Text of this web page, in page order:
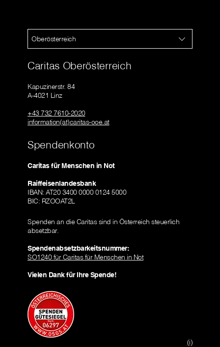
Oberösterreich
Caritas Oberösterreich
Kapuzinerstr. 84
A-4021 Linz
+43 732 7610-2020
information(at)caritas-ooe.at
Spendenkonto
Caritas für Menschen in Not
Raiffeisenlandesbank
IBAN: AT20 3400 0000 0124 5000
BIC: RZOOAT2L
Spenden an die Caritas sind in Österreich steuerlich
absetzbar.
Spendenabsetzbarkeitsnummer:
SO1240 für Caritas für Menschen in Not
Vielen Dank für Ihre Spende!
(i)